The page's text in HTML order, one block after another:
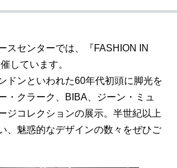
スセンターでは、『FASHION IN
しています。
ドンといわれた60年代初頭に脚光を
・クラーク、BIBA、ジーン・ミュ
ジコレクションの展示。半世紀以上
、魅惑的なデザインの数々をぜひご